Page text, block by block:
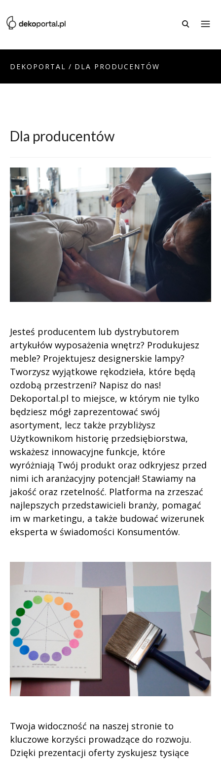
DEKOPORTAL / DLA PRODUCENTÓW
Dla producentów
Jesteś producentem lub dystrybutorem
artykułów wyposażenia wnętrz? Produkujesz
meble? Projektujesz designerskie lampy?
Tworzysz wyjątkowe rękodzieła, które będą
ozdobą przestrzeni? Napisz do nas!
Dekoportal.pl to miejsce, w którym nie tylko
będziesz mógł zaprezentować swój
asortyment, lecz także przybliżysz
Użytkownikom historię przedsiębiorstwa,
wskażesz innowacyjne funkcje, które
wyróżniają Twój produkt oraz odkryjesz przed
nimi ich aranżacyjny potencjał! Stawiamy na
jakość oraz rzetelność. Platforma na zrzeszać
najlepszych przedstawicieli branży, pomagać
im w marketingu, a także budować wizerunek
eksperta w świadomości Konsumentów.
Twoja widoczność na naszej stronie to
kluczowe korzyści prowadzące do rozwoju.
Dzięki prezentacji oferty zyskujesz tysiące